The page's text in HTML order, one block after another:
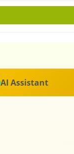
na
AI Assistant